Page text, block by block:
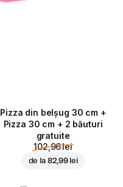
Pizza din belșug 30 cm +
Pizza 30 cm + 2 băuturi
gratuite
102,96 lei
de la 82,99 lei